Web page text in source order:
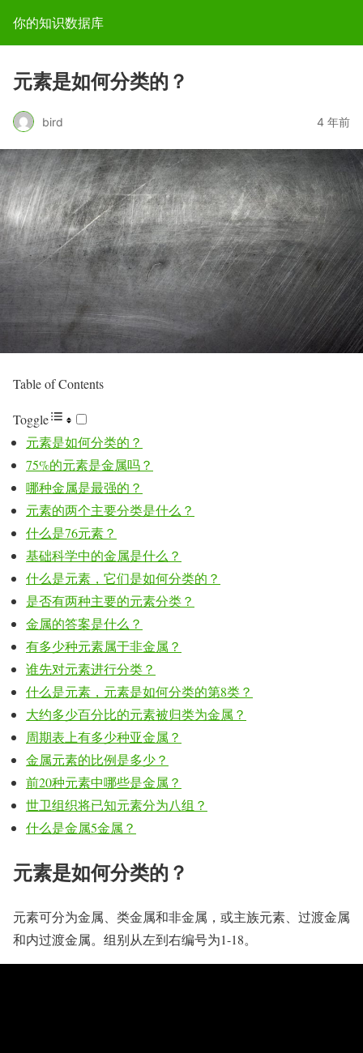
你的知识数据库
元素是如何分类的？
bird 4 年前
Table of Contents
Toggle
元素是如何分类的？
75%的元素是金属吗？
哪种金属是最强的？
元素的两个主要分类是什么？
什么是76元素？
基础科学中的金属是什么？
什么是元素，它们是如何分类的？
是否有两种主要的元素分类？
金属的答案是什么？
有多少种元素属于非金属？
谁先对元素进行分类？
什么是元素，元素是如何分类的第8类？
大约多少百分比的元素被归类为金属？
周期表上有多少种亚金属？
金属元素的比例是多少？
前20种元素中哪些是金属？
世卫组织将已知元素分为八组？
什么是金属5金属？
元素是如何分类的？
元素可分为金属、类金属和非金属，或主族元素、过渡金属
和内过渡金属。组别从左到右编号为1-18。